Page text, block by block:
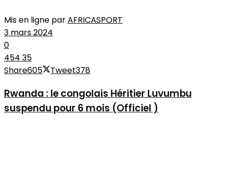
Mis en ligne parAFRICASPORT
3 mars 2024
0
454 35
Share605 Tweet378
Rwanda : le congolais Héritier Luvumbu
suspendu pour 6 mois (Officiel )